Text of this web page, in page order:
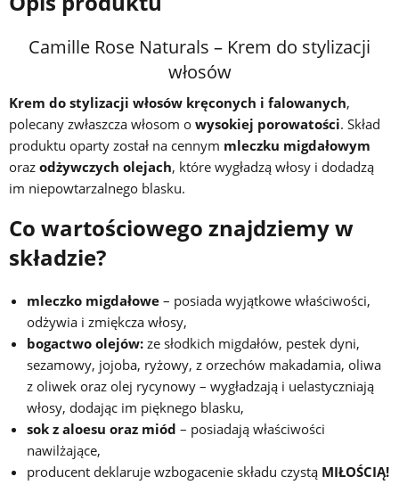
Camille Rose Naturals – Krem do stylizacji
włosów
Krem do stylizacji włosów kręconych i falowanych,
polecany zwłaszcza włosom o wysokiej porowatości. Skład
produktu oparty został na cennym mleczku migdałowym
oraz odżywczych olejach, które wygładzą włosy i dodadzą
im niepowtarzalnego blasku.
Co wartościowego znajdziemy w
składzie?
mleczko migdałowe – posiada wyjątkowe właściwości,
odżywia i zmiękcza włosy,
bogactwo olejów: ze słodkich migdałów, pestek dyni,
sezamowy, jojoba, ryżowy, z orzechów makadamia, oliwa
z oliwek oraz olej rycynowy – wygładzają i uelastyczniają
włosy, dodając im pięknego blasku,
sok z aloesu oraz miód – posiadają właściwości
nawilżające,
producent deklaruje wzbogacenie składu czystą MIŁOŚCIĄ!